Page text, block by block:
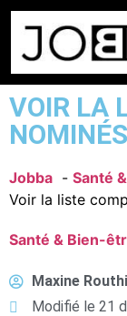
VOIR LA
Jobba
Santé
Voir la liste
Santé & Bien-
Maxine
Modifié le 21